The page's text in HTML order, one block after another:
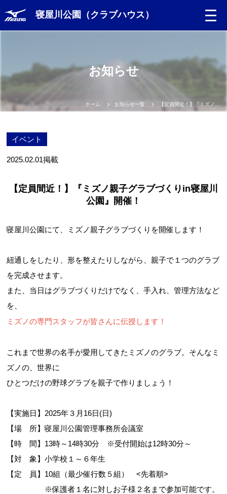
寝屋川公園（クラブハウス）
お知らせ
ホーム お知らせ一覧
イベント
2025.02.01掲載
【定員間近！】『ミズノ親子グラブづくりin寝屋川
公園』開催！
寝屋川公園にて、ミズノ親子グラブづくりを開催します！
紐通しをしたり、形を整えたりしながら、親子で１つのグラブ
を完成させます。
また、当日はグラブづくりだけでなく、手入れ、管理方法など
を、
ミズノの専門スタッフが皆さんに伝授します！
これまで世界の名手が愛用してきたミズノのグラブ。そんなミ
ズノの、世界に
ひとつだけの野球グラブを親子で作りましょう！
【実施日】2025年３月16日(日)
【場 所】寝屋川公園管理事務所会議室
【時 間】13時～14時30分 ※受付開始は12時30分～
【対 象】小学校１～６年生
【定 員】10組（最少催行数５組） <先着順>
※保護者１名に対しお子様２名まで参加可能です。